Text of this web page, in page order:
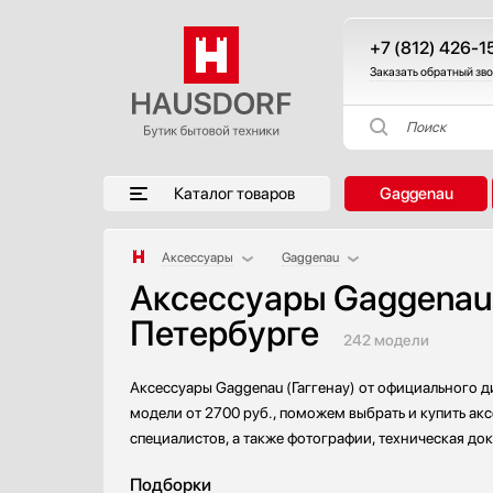
+7 (812) 426-
Заказать обратный
Поиск
Каталог товаров Gaggenau
Аксессуары
Аксессуары и принадлежности
Акустические системы
Аромастанции
Варочные панели
Gaggenau
AEG
Bertazzoni
Аксессуары
Петербурге
242 модели
Аксессуары Gaggenau (Гаггенау) от официального
модели от 2700 руб., поможем выбрать и купить
специалистов, а также фотографии, техническая
Подборки